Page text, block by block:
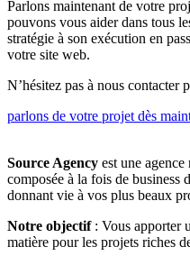
Parlons maintenant de votre
pouvons vous aider dans tous
stratégie à son exécution en
votre site web.
N’hésitez pas à nous contacter
parlons de votre projet dès
Source Agency est une
composée à la fois de business
donnant vie à vos plus beaux
Notre objectif: Vous apporter
matière pour les projets riches